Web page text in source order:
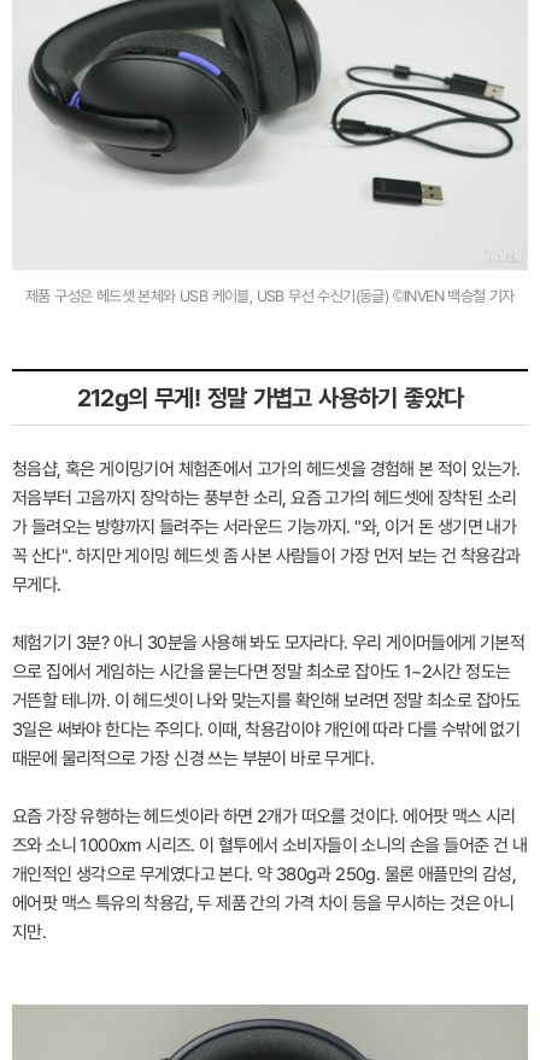
제품 구성은 헤드셋 본체와 USB 케이블, USB 무선 수신기(동글) ©INVEN 백승철 기자
212g의 무게! 정말 가볍고 사용하기 좋았다
청음샵, 혹은 게이밍기어 체험존에서 고가의 헤드셋을 경험해 본 적이 있는가.
저음부터 고음까지 장악하는 풍부한 소리, 요즘 고가의 헤드셋에 장착된 소리
가 들려오는 방향까지 들려주는 서라운드 기능까지. "와, 이거 돈 생기면 내가
꼭 산다". 하지만 게이밍 헤드셋 좀 사본 사람들이 가장 먼저 보는 건 착용감과
무게다.
체험기기 3분? 아니 30분을 사용해 봐도 모자라다. 우리 게이머들에게 기본적
으로 집에서 게임하는 시간을 묻는다면 정말 최소로 잡아도 1~2시간 정도는
거뜬할 테니까. 이 헤드셋이 나와 맞는지를 확인해 보려면 정말 최소로 잡아도
3일은 써봐야 한다는 주의다. 이때, 착용감이야 개인에 따라 다를 수밖에 없기
때문에 물리적으로 가장 신경 쓰는 부분이 바로 무게다.
요즘 가장 유행하는 헤드셋이라 하면 2개가 떠오를 것이다. 에어팟 맥스 시리
즈와 소니 1000xm 시리즈. 이 혈투에서 소비자들이 소니의 손을 들어준 건 내
개인적인 생각으로 무게였다고 본다. 약 380g과 250g. 물론 애플만의 감성,
에어팟 맥스 특유의 착용감, 두 제품 간의 가격 차이 등을 무시하는 것은 아니
지만.